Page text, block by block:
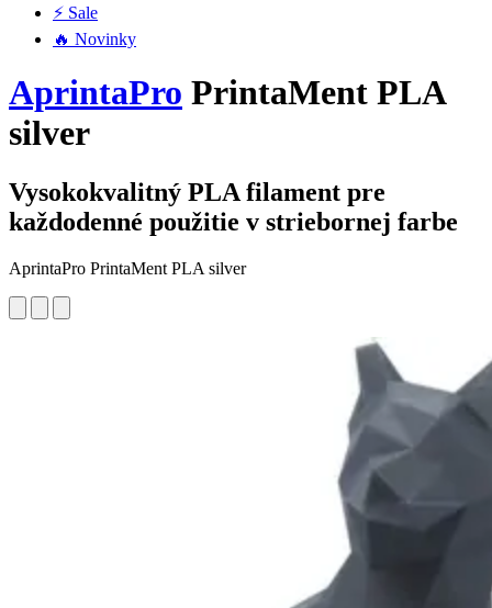
⚡ Sale
🔥 Novinky
AprintaPro PrintaMent PLA
silver
Vysokokvalitný PLA filament pre
každodenné použitie v striebornej farbe
AprintaPro PrintaMent PLA silver